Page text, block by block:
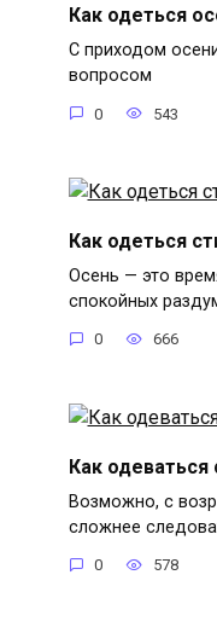
Как одеться
С приходом
вопросом
0 543
Как одеться
Осень — это
спокойных
0 666
Как одеваться
Возможно, с
сложнее
0 578